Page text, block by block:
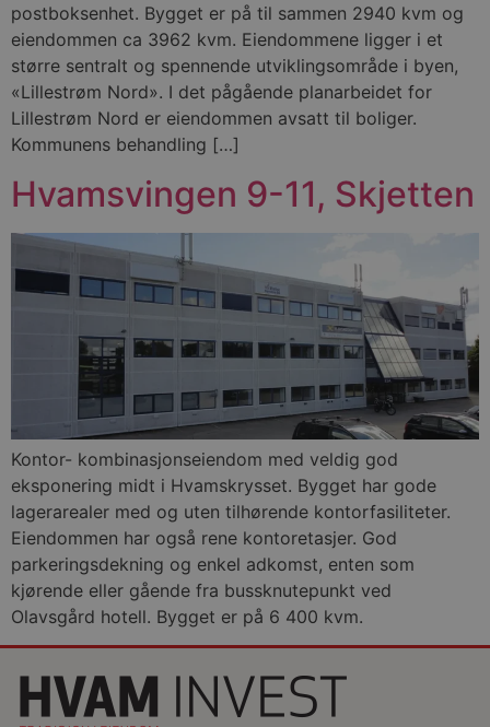
postboksenhet. Bygget er på til sammen 2940 kvm og
eiendommen ca 3962 kvm. Eiendommene ligger i et
større sentralt og spennende utviklingsområde i byen,
«Lillestrøm Nord». I det pågående planarbeidet for
Lillestrøm Nord er eiendommen avsatt til boliger.
Kommunens behandling […]
Hvamsvingen 9-11, Skjetten
Kontor- kombinasjonseiendom med veldig god
eksponering midt i Hvamskrysset. Bygget har gode
lagerarealer med og uten tilhørende kontorfasiliteter.
Eiendommen har også rene kontoretasjer. God
parkeringsdekning og enkel adkomst, enten som
kjørende eller gående fra bussknutepunkt ved
Olavsgård hotell. Bygget er på 6 400 kvm.